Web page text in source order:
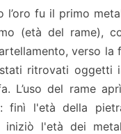
l’oro fu il primo
(età del rame),
verso la
ritrovati oggetti
L’uso del rame
finì l'età della
iniziò l'età dei